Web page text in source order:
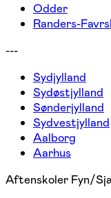
Odder
Randers-
---
Sydjylland
Sydøstjylland
Sønderjylland
Sydvestjylland
Aalborg
Aarhus
Aftenskoler Fyn/